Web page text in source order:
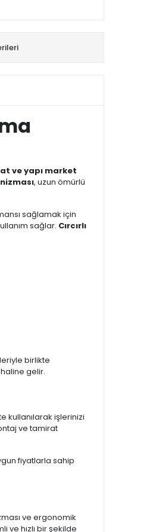
ve yapı market
, uzun ömürlü
sağlamak için
sağlar. Cırcırlı
birlikte
gelir.
kullanılarak işlerinizi
ve tamirat
fiyatlarla sahip
ve ergonomik
ve hızlı bir şekilde